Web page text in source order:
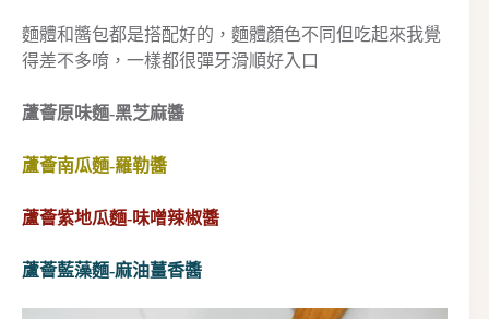
麵體和醬包都是搭配好的，麵體顏色不同但吃起來我覺
得差不多唷，一樣都很彈牙滑順好入口
蘆薈原味麵-黑芝麻醬
蘆薈南瓜麵-羅勒醬
蘆薈紫地瓜麵-味噌辣椒醬
蘆薈藍藻麵-麻油薑香醬